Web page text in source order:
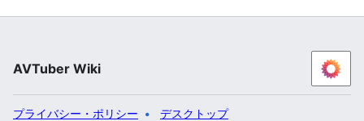
AVTuber Wiki
プライバシー・ポリシー デスクトップ